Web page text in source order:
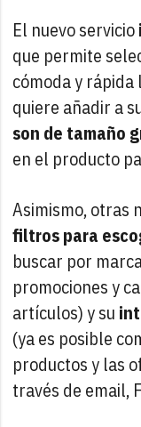
El nuevo servicio
que permite
cómoda y
quiere añadir a
son de tamaño
en el producto
Asimismo, otras
filtros para
buscar por
promociones y
artículos) y su
(ya es posible
productos y las
través de email,